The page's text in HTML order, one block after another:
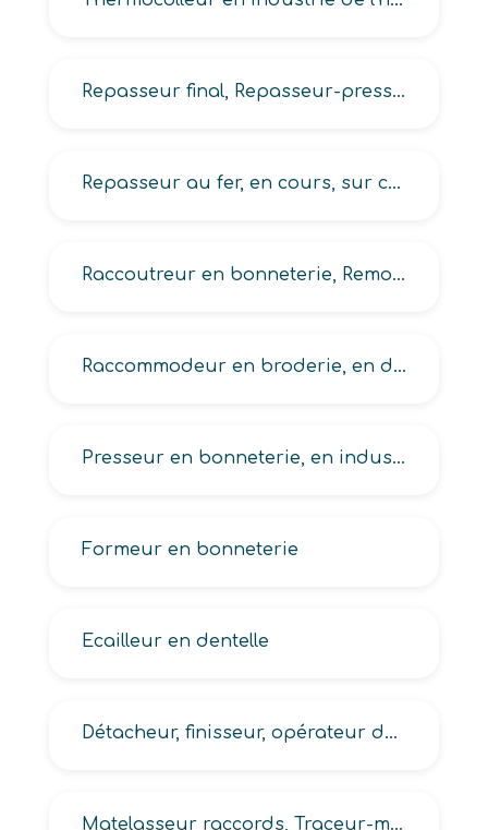
Repasseur final, Repasseur-presseur en industrie de l’habillement et de fabrications à base d’étoffes
Repasseur au fer, en cours, sur carroussel, sur mannequin en industrie de l’habillement
Raccoutreur en bonneterie, Remonteur de maille en bonneterie
Raccommodeur en broderie, en dentelle, en articles chaussants
Presseur en bonneterie, en industrie de l’habillement
Formeur en bonneterie
Ecailleur en dentelle
Détacheur, finisseur, opérateur de finition en industrie des matériaux souples
Matelasseur raccords, Traceur-matelasseur